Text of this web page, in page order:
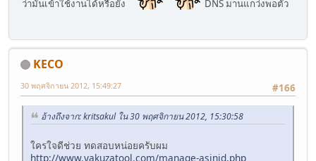
ว่ามันเข้าใช้งานได้หรือยัง DNS มานแกว่งพอตัว
KECO
#166
30 พฤศจิกายน 2012, 15:49:27
อ้างถึงจาก: kritsakul ใน 30 พฤศจิกายน 2012, 15:30:58
ใครใจดีช่วย ทดสอบหน่อยครับผม
http://www.yakuzatool.com/manage-asinid.php